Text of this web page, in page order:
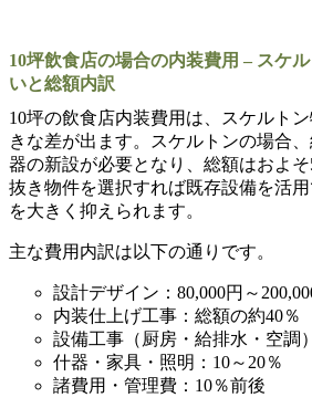
10坪飲食店の場合の内装費用 – スケ
いと総額内訳
10坪の飲食店内装費用は、スケルト
きな差が出ます。スケルトンの場合
器の新設が必要となり、総額はおよ
抜き物件を選択すれば既存設備を活
を大きく抑えられます。
主な費用内訳は以下の通りです。
設計デザイン：80,000円～
内装仕上げ工事：総額の約40％
設備工事（厨房・給排水・空調
什器・家具・照明：10～20％
諸費用・管理費：10％前後